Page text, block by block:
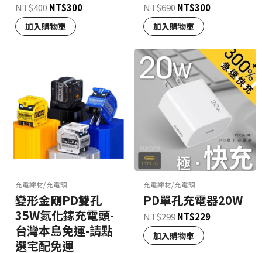
NT$400NT$300
加入購物車
NT$690NT$300
加入購物車
充電線材/充電頭
變形金剛PD雙孔
35W氮化鎵充電頭-
台灣本島免運-請點
選宅配免運
充電線材/充電頭
PD單孔充電器20W
NT$299NT$229
加入購物車